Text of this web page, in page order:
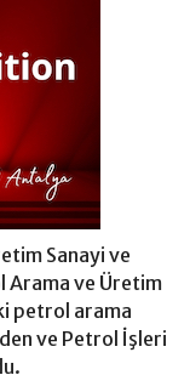
Sanayi ve
Arama ve Üretim
petrol arama
ve Petrol İşleri